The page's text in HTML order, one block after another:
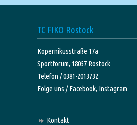
TC FIKO Rostock
Kopernikusstraße 17a
Sportforum, 18057 Rostock
Telefon / 0381-2013732
Folge uns /Facebook, Instagram
Kontakt